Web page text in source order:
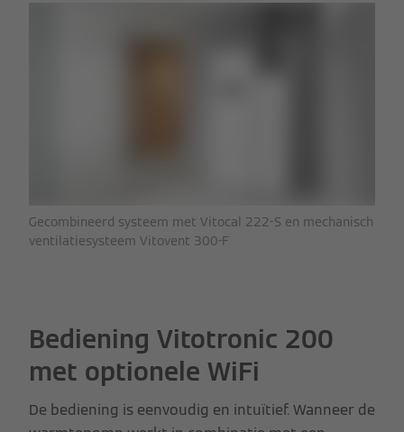
Gecombineerd systeem met Vitocal 222-S en mechanisch
ventilatiesysteem Vitovent 300-F
Bediening Vitotronic 200
met optionele WiFi
De bediening is eenvoudig en intuïtief. Wanneer de